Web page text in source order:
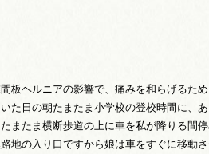
板ヘルニアの影響で、痛みを和らげるた
た日の朝たまたま小学校の登校時間に、
またま横断歩道の上に車を私が降りる間
地の入り口ですから娘は車をすぐに移動